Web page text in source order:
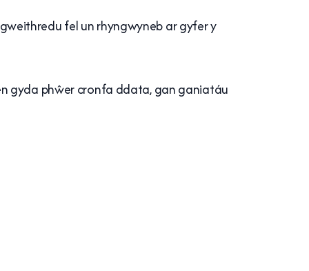
fel un rhyngwyneb ar gyfer y
gyda phŵer cronfa ddata, gan ganiatáu